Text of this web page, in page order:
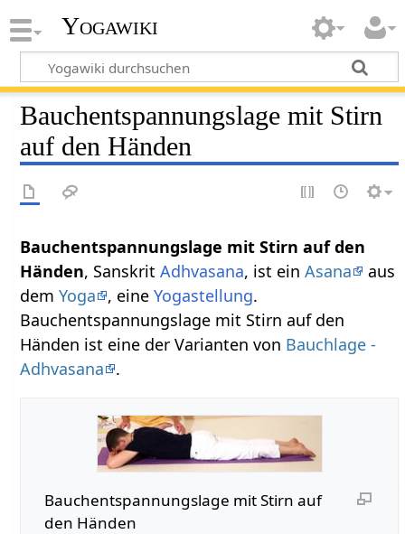
Yogawiki
Bauchentspannungslage mit Stirn
auf den Händen
Bauchentspannungslage mit Stirn auf den
Händen, SanskritAdhvasana, ist einAsana
aus
demYoga , eineYogastellung.
Bauchentspannungslage mit Stirn auf den
Händen ist eine der Varianten von Bauchlage -
Adhvasana
.
Bauchentspannungslage mit Stirn auf
den Händen